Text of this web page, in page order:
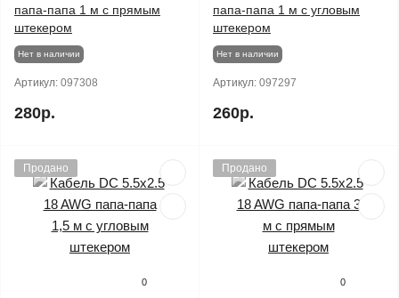
папа-папа 1 м с прямым
штекером
Нет в наличии
Артикул: 097308
280р.
папа-папа 1 м с угловым
штекером
Нет в наличии
Артикул: 097297
260р.
Продано
0
Продано
0